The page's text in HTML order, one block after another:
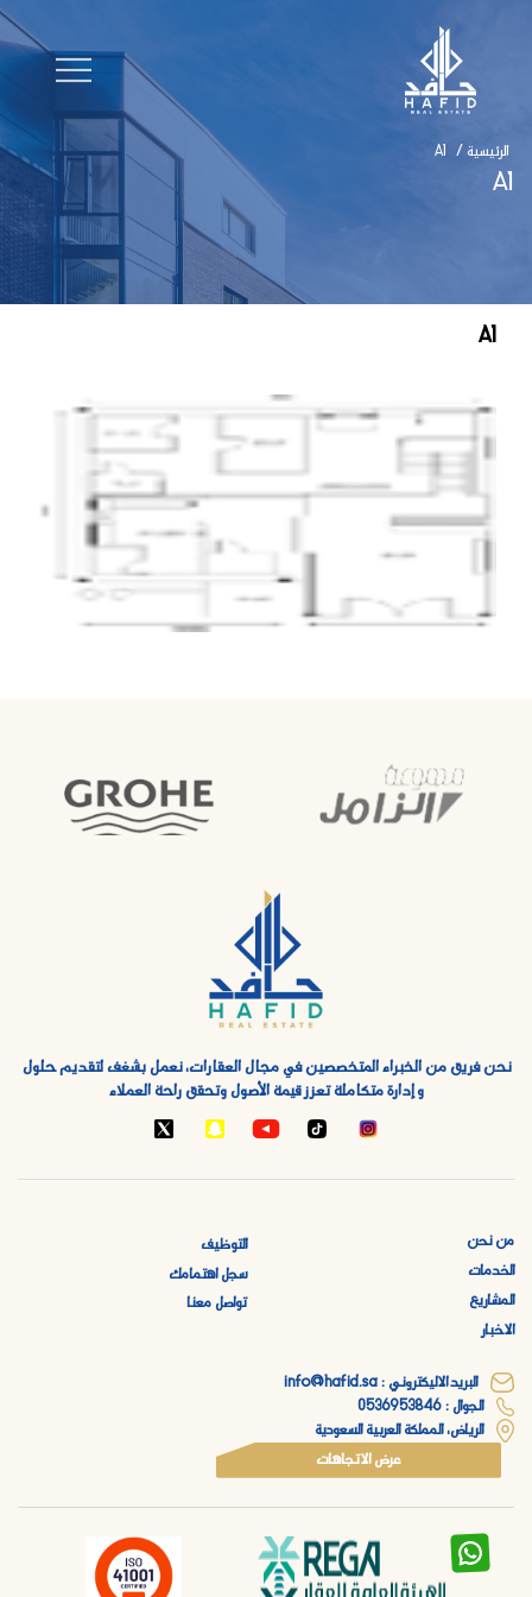
الرئيسية /
A1
A1
A1
نحن فريق من الخبراء المتخصصين في مجال العقارات، نعمل بشغف لتقديم حلول
و إدارة متكاملة تعزز قيمة الأصول وتحقق راحة العملاء
من نحن
الخدمات
المشاريع
الاخبار
التوظيف
سجل اهتمامك
تواصل معنا
البريد الاليكتروني : info@hafid.sa
الجوال : 0536953846
الرياض، المملكة العربية السعودية
عرض الاتجاهات